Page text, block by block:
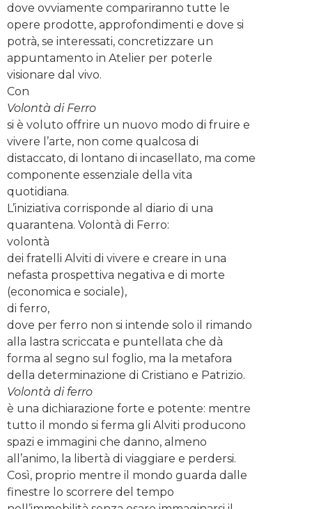
dove ovviamente compariranno tutte le
opere prodotte, approfondimenti e dove si
potrà, se interessati, concretizzare un
appuntamento in Atelier per poterle
visionare dal vivo.
Con
Volontà di Ferro
si è voluto offrire un nuovo modo di fruire e
vivere l’arte, non come qualcosa di
distaccato, di lontano di incasellato, ma come
componente essenziale della vita
quotidiana.
L’iniziativa corrisponde al diario di una
quarantena. Volontà di Ferro:
volontà
dei fratelli Alviti di vivere e creare in una
nefasta prospettiva negativa e di morte
(economica e sociale),
di ferro,
dove per ferro non si intende solo il rimando
alla lastra scriccata e puntellata che dà
forma al segno sul foglio, ma la metafora
della determinazione di Cristiano e Patrizio.
Volontà di ferro
è una dichiarazione forte e potente: mentre
tutto il mondo si ferma gli Alviti producono
spazi e immagini che danno, almeno
all’animo, la libertà di viaggiare e perdersi.
Così, proprio mentre il mondo guarda dalle
finestre lo scorrere del tempo